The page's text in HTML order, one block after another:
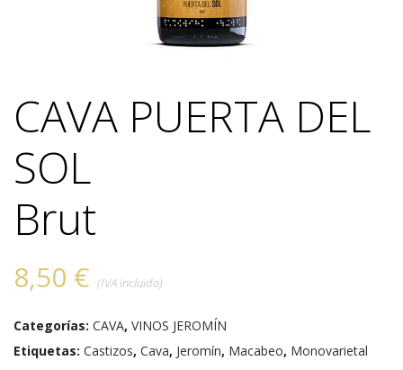
CAVA PUERTA DEL
SOL
Brut
8,50 € (IVA incluido)
Categorías: CAVA, VINOS JEROMÍN
Etiquetas: Castizos, Cava, Jeromín, Macabeo, Monovarietal